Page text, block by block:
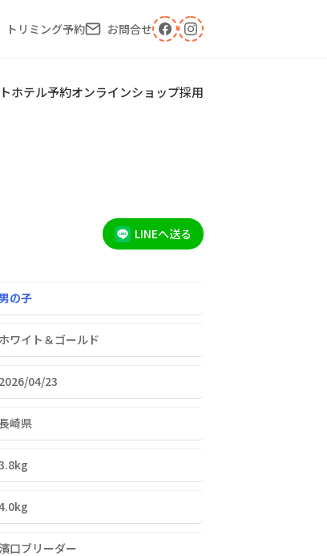
トリミング予約 お問合せ
ホテル予約オンラインショップ採用
LINEへ送る
の子
ホワイト＆ゴールド
2026/04/23
崎県
濱口ブリーダー